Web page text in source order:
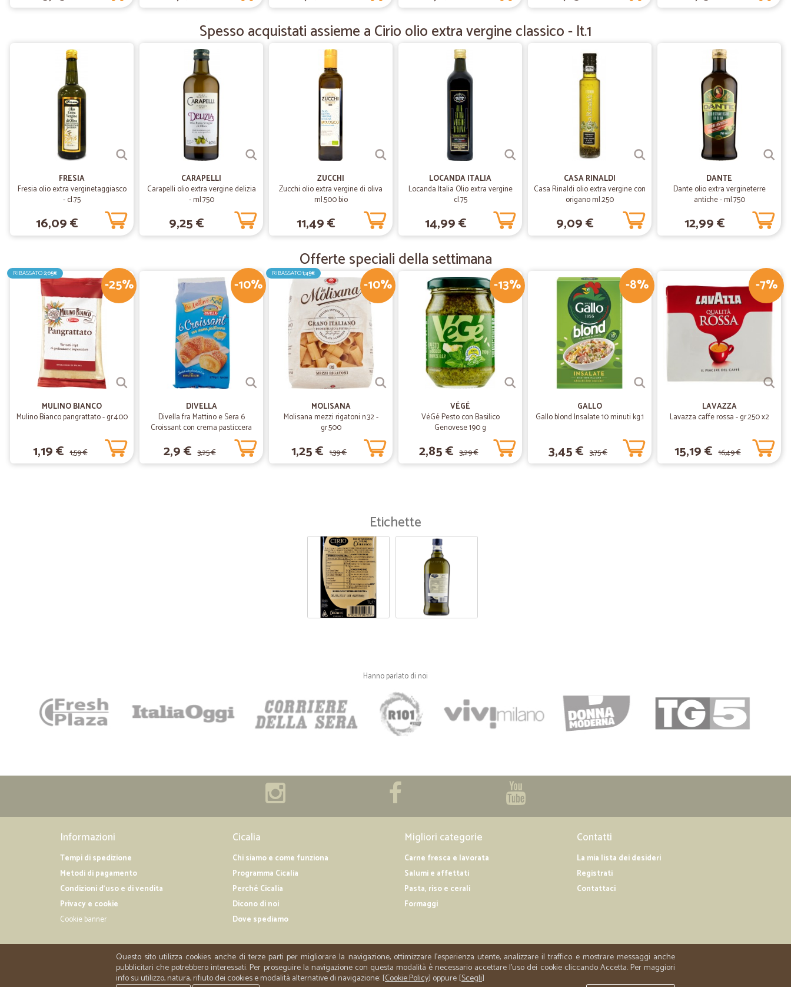
ottimo, certo non è come andare al supermercato, per esempio mancano i surgelati, però è
comodo e veloce
30/03/2020
Spedizione precisa e puntuale.
Spedizione precisa e puntuale.
04/03/2020
Ordine arrivato in 48 ore e…
Fa il suo dovere!!
un altro ordine.....e sono sicuro che arriverà!!
—Katia G.
Grazie Cicalia non deludi mai
Ordine ricevuto in perfette condizioni e nei tempi previsti .. Grazie a Cicalia riesco sempre a
trovare i biscotti preferiti di mia figlia .... Lo consiglio a tutti
Spesso acquistati assieme a Cirio olio extra vergine classico - lt.1
FRESIA
Fresia olio extra verginetaggiasco
- cl.75
16,09 €
CARAPELLI
Carapelli olio extra vergine delizia
- ml.750
9,25 €
ZUCCHI
Zucchi olio extra vergine di oliva
ml.500 bio
11,49 €
LOCANDA ITALIA
Locanda Italia Olio extra vergine
cl.75
14,99 €
CASA RINALDI
Casa Rinaldi olio extra vergine con
origano ml.250
9,09 €
DANTE
Dante olio extra vergineterre
antiche - ml.750
12,99 €
Offerte speciali della settimana
-25%
RIBASSATO2,05€
MULINO BIANCO
Mulino Bianco pangrattato - gr.400
1,19 € 1,59 €
-10%
DIVELLA
Divella fra Mattino e Sera 6
Croissant con crema pasticcera
2,9 € 3,25 €
-10%
RIBASSATO1,45€
MOLISANA
Molisana mezzi rigatoni n.32 -
gr.500
1,25 € 1,39 €
-13%
VÉGÉ
VéGé Pesto con Basilico
Genovese 190 g
2,85 € 3,29 €
-8%
GALLO
Gallo blond Insalate 10 minuti kg.1
3,45 € 3,75 €
-7%
LAVAZZA
Lavazza caffe rossa - gr.250 x2
15,19 € 16,49 €
Etichette
Hanno parlato di noi
Informazioni
Tempi di spedizione
Metodi di pagamento
Condizioni d'uso e di vendita
Privacy e cookie
Cookie banner
Cicalia
Chi siamo e come funziona
Programma Cicalia
Perché Cicalia
Dicono di noi
Dove spediamo
Migliori categorie
Carne fresca e lavorata
Salumi e affettati
Pasta, riso e cerali
Formaggi
Contatti
La mia lista dei desideri
Registrati
Contattaci
Questo sito utilizza cookies anche di terze parti per migliorare la navigazione, ottimizzare l'esperienza utente, analizzare il traffico e mostrare messaggi anche
pubblicitari che potrebbero interessati. Per proseguire la navigazione con questa modalità è necessario accettare l'uso dei cookie cliccando Accetta. Per maggiori
info su utilizzo, natura, rifiuto dei cookies e modalità alternative di navigazione: [Cookie Policy] oppure [Scegli]